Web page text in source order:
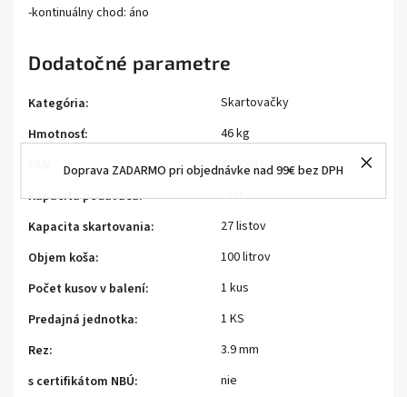
Doprava ZADARMO pri objednávke nad 99€ bez DPH
-kontinuálny chod: áno
Dodatočné parametre
Kategória:
Skartovačky
Hmotnosť:
46 kg
4026631025157
Kapacita podávača:
- list
Kapacita skartovania:
27 listov
Objem koša:
100 litrov
Počet kusov v balení:
1 kus
Predajná jednotka:
1 KS
Rez:
3.9 mm
s certifikátom NBÚ:
nie